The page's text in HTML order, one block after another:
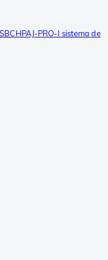
PRO-I sistema de